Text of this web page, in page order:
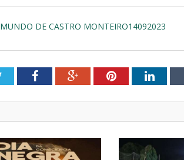
DE CASTRO MONTEIRO14092023
TwitterFacebookGoogle+Pinterest